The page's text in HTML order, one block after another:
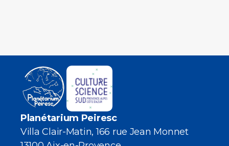
Planétarium Peiresc
Villa Clair-Matin, 166 rue Jean Monnet